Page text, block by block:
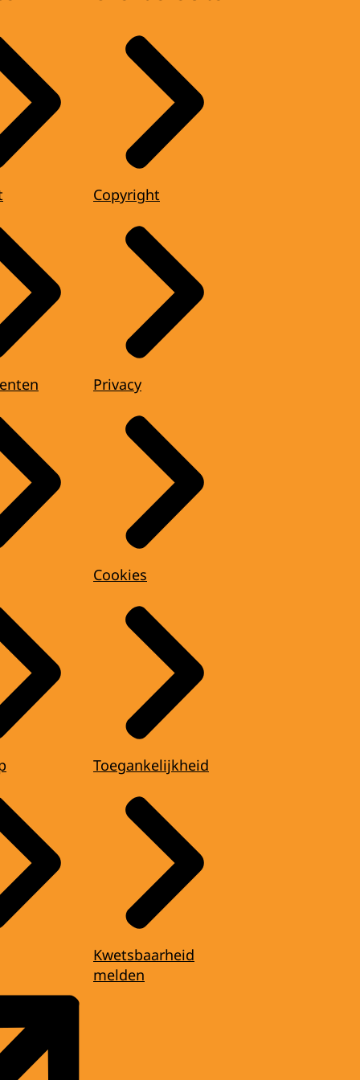
Copyright
Privacy
Cookies
Toegankelijkheid
Kwetsbaarheid
melden